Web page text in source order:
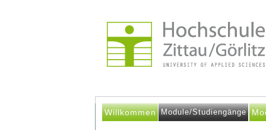
Willkommen Module/Studiengänge